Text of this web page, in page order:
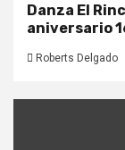
Danza El
aniversario
Roberts Delgado